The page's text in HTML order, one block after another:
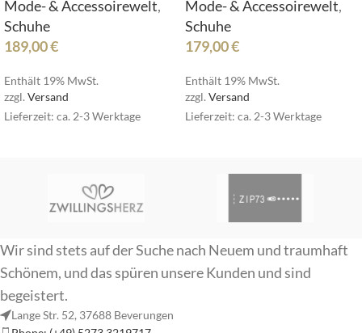
Mode- & Accessoirewelt,
Schuhe
189,00€
Enthält 19% MwSt.
zzgl. Versand
Lieferzeit: ca. 2-3 Werktage
Mode- & Accessoirewelt,
Schuhe
179,00€
Enthält 19% MwSt.
zzgl. Versand
Lieferzeit: ca. 2-3 Werktage
Wir sind stets auf der Suche nach Neuem und traumhaft
Schönem, und das spüren unsere Kunden und sind
begeistert.
Lange Str. 52, 37688 Beverungen